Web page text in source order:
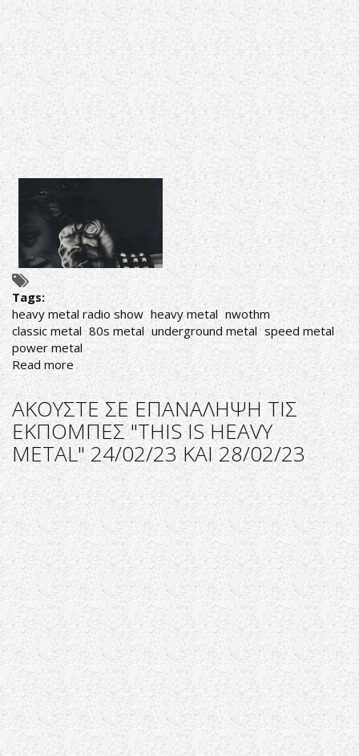
Tags:
heavy metal radio show heavy metal nwothm
classic metal 80s metal underground metal speed metal
power metal
Read more about
ΑΚΟΥΣΤΕ
ΣΕ
ΕΠΑΝΑΛΗΨΗ
ΤΗΝ
ΕΚΠΟΜΠΗ
"THIS
IS
HEAVY
METAL"
ΑΦΙΕΡΩΜΑ
ΣΤΟ
NWOTHM
ΙΙΙ
ΤΗΣ
ΤΡΙΤΗΣ
03/03/23
ΑΚΟΥΣΤΕ ΣΕ ΕΠΑΝΑΛΗΨΗ ΤΙΣ
ΕΚΠΟΜΠΕΣ "THIS IS HEAVY
METAL" 24/02/23 ΚΑΙ 28/02/23